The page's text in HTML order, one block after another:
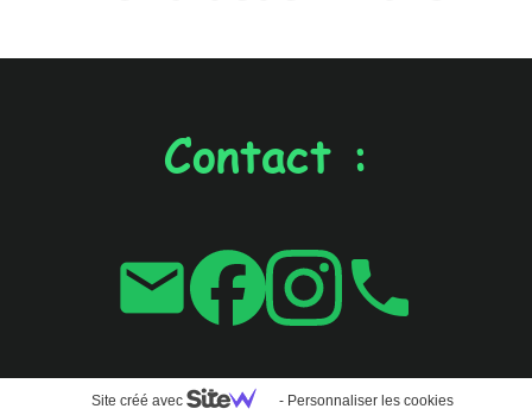
Contact :
email local_phone
Site créé avec - Personnaliser les cookies